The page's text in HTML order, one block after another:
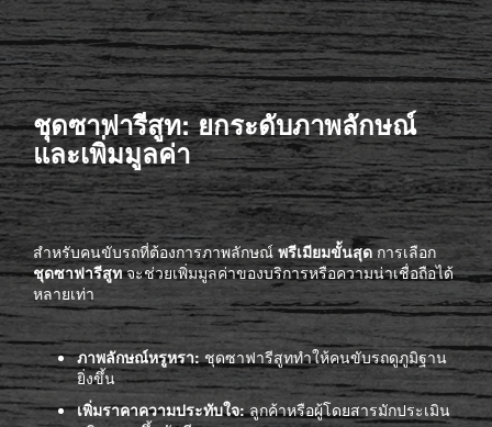
ชุดซาฟารีสูท: ยกระดับภาพลักษณ์
และเพิ่มมูลค่า
สำหรับคนขับรถที่ต้องการภาพลักษณ์พรีเมียมขั้นสุดการเลือก
ชุดซาฟารีสูทจะช่วยเพิ่มมูลค่าของบริการหรือความน่าเชื่อถือได้
หลายเท่า
ภาพลักษณ์หรูหรา:ชุดซาฟารีสูททำให้คนขับรถดูภูมิฐาน
ยิ่งขึ้น
เพิ่มราคาความประทับใจ:ลูกค้าหรือผู้โดยสารมักประเมิน